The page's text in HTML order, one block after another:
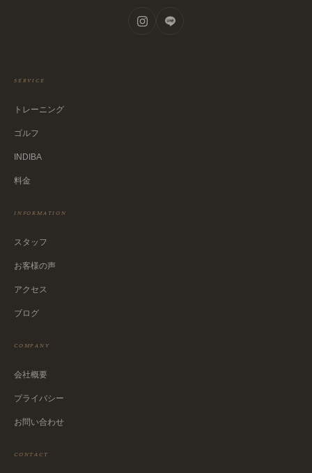
SERVICE
トレーニング
ゴルフ
INDIBA
料金
INFORMATION
スタッフ
お客様の声
アクセス
ブログ
COMPANY
会社概要
プライバシー
お問い合わせ
CONTACT